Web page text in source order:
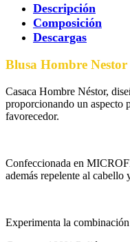
Descripción
Composición
Descargas
Blusa Hombre Nestor
Casaca Hombre Néstor,
proporcionando un aspecto
favorecedor.
Confeccionada en
además repelente al cabello
Experimenta la